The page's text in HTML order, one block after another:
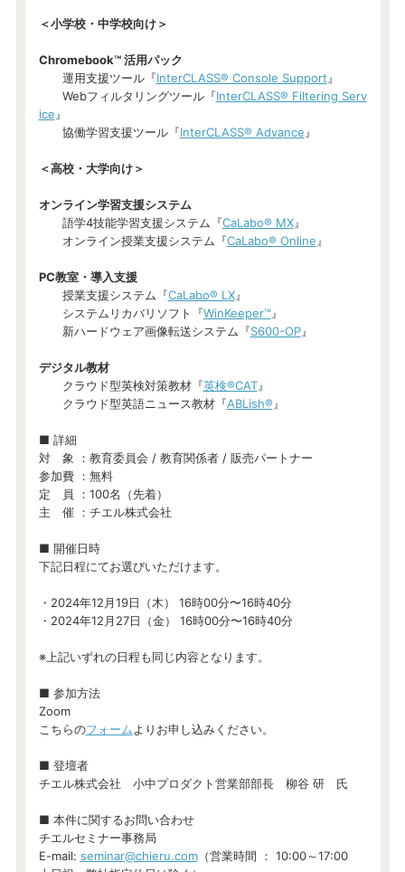
＜小学校・中学校向け＞
Chromebook™ 活用パック
運用支援ツール『InterCLASS®︎ Console Support 』
Webフィルタリングツール『InterCLASS® Filtering Serv
ice 』
協働学習支援ツール『InterCLASS® Advance 』
＜高校・大学向け＞
オンライン学習支援システム
語学4技能学習支援システム『CaLabo® MX』
オンライン授業支援システム『CaLabo® Online 』
PC教室・導入支援
授業支援システム『CaLabo® LX』
システムリカバリソフト『WinKeeper™』
新ハードウェア画像転送システム『S600-OP』
デジタル教材
クラウド型英検対策教材『英検®︎CAT』
クラウド型英語ニュース教材『ABLish®︎ 』
■ 詳細
対 象 ：教育委員会 / 教育関係者 / 販売パートナー
参加費 ：無料
定 員 ：100名（先着）
主 催 ：チエル株式会社
■ 開催日時
下記日程にてお選びいただけます。
・2024年12月19日（木） 16時00分〜16時40分
・2024年12月27日（金） 16時00分〜16時40分
※上記いずれの日程も同じ内容となります。
■ 参加方法
Zoom
こちらのフォームよりお申し込みください。
■ 登壇者
チエル株式会社 小中プロダクト営業部部長 柳谷 研 氏
■ 本件に関するお問い合わせ
チエルセミナー事務局
E-mail: seminar@chieru.com（営業時間 ： 10:00～17:00